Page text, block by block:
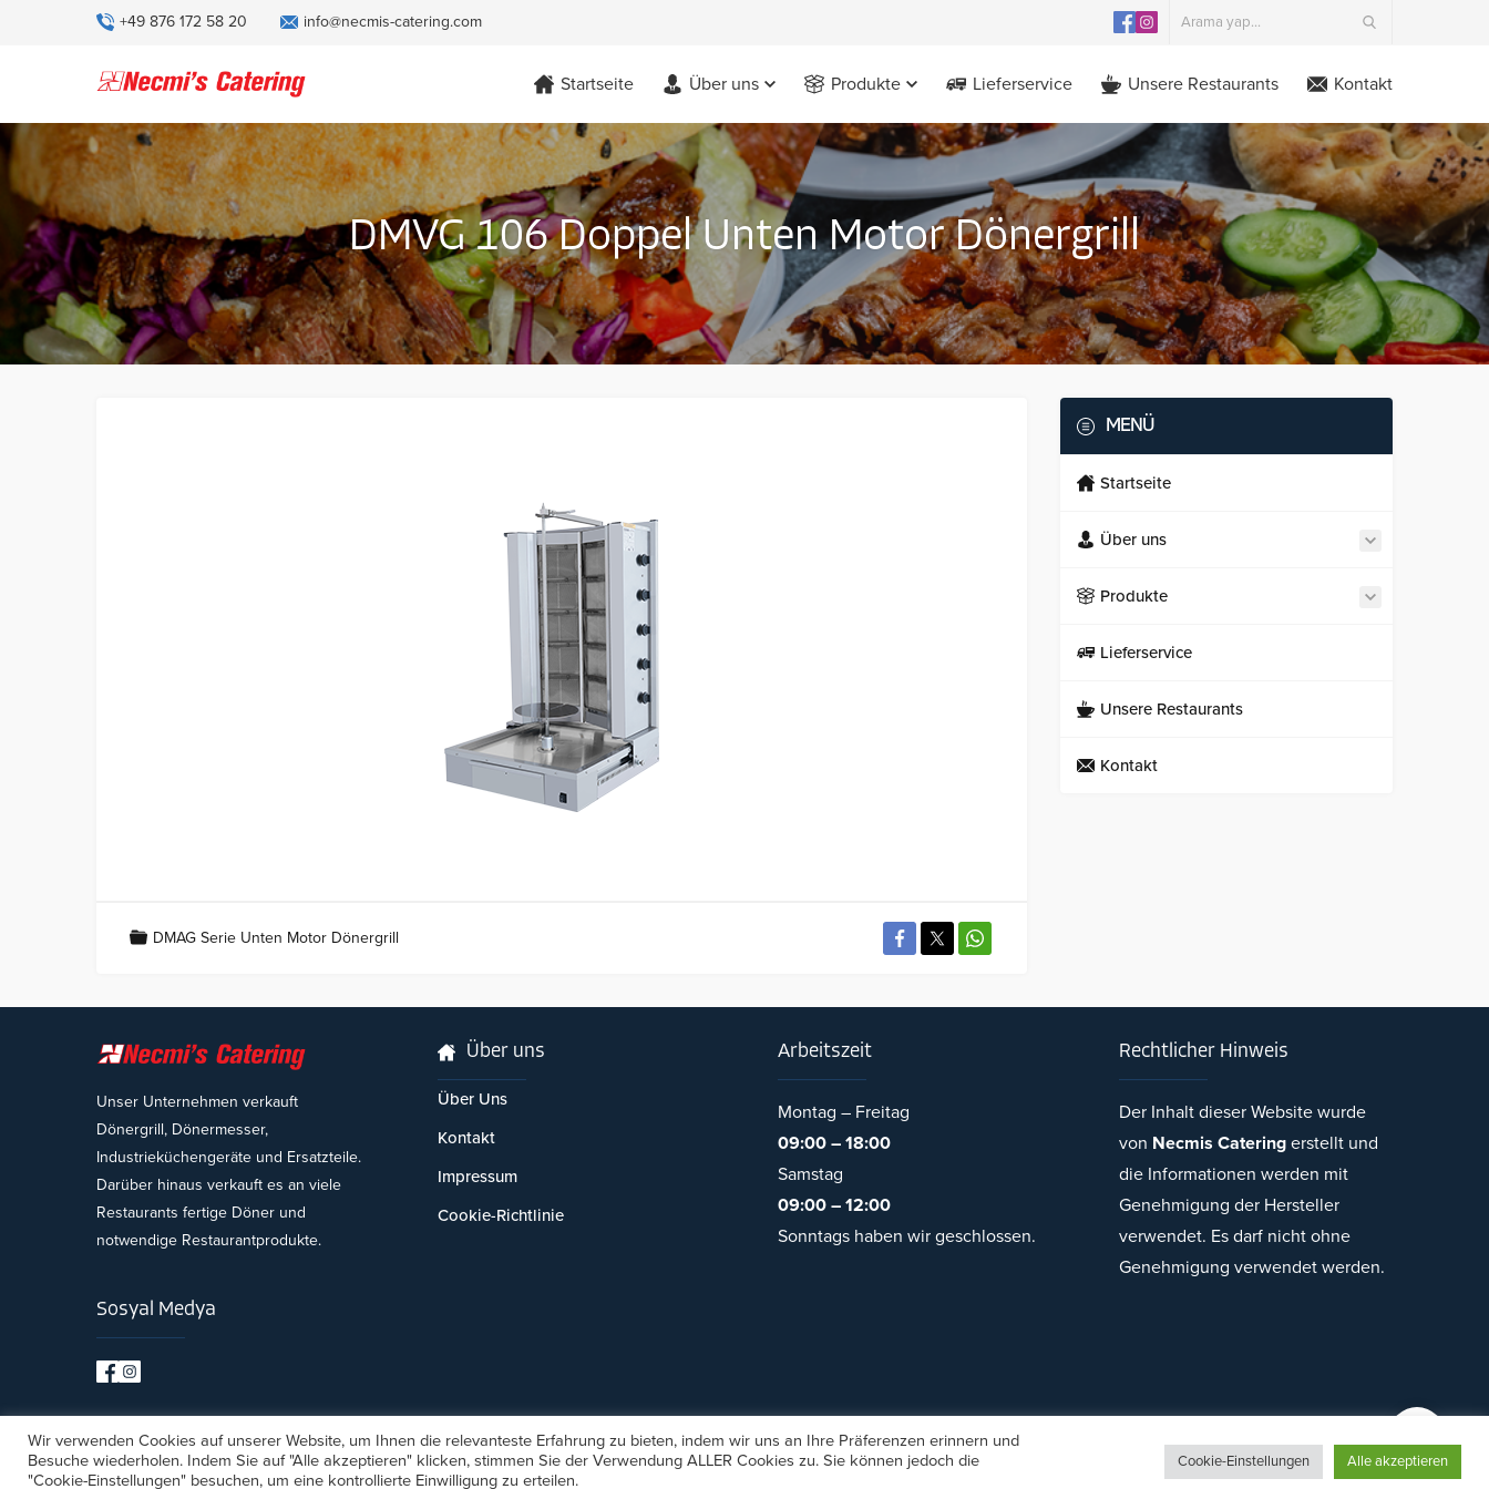
+49 876 172 58 20 info@necmis-catering.com
Startseite Über uns Produkte Lieferservice Unsere Restaurants Kontakt
DMVG 106 Doppel Unten Motor Dönergrill
DMAG Serie Unten Motor Dönergrill
MENÜ
Startseite
Über uns
Produkte
Lieferservice
Unsere Restaurants
Kontakt
Unser Unternehmen verkauft
Dönergrill, Dönermesser,
Industrieküchengeräte und Ersatzteile.
Darüber hinaus verkauft es an viele
Restaurants fertige Döner und
notwendige Restaurantprodukte.
Sosyal Medya
Über uns
Über Uns
Kontakt
Impressum
Cookie-Richtlinie
Arbeitszeit
Montag – Freitag
09:00 – 18:00
Samstag
09:00 – 12:00
Sonntags haben wir geschlossen.
Rechtlicher Hinweis
Der Inhalt dieser Website wurde
von Necmis Cateringerstellt und
die Informationen werden mit
Genehmigung der Hersteller
verwendet. Es darf nicht ohne
Genehmigung verwendet werden.
Copyright © 2026Necmi's Catering - Inh. Necmi Kucukakyuz, Alle Rechte vorbehalten. Design von Herr Burak Kaplan.
Necmi's Catering
Wir verwenden Cookies auf unserer Website, um Ihnen die relevanteste Erfahrung zu bieten, indem wir uns an Ihre Präferenzen erinnern und
Besuche wiederholen. Indem Sie auf "Alle akzeptieren" klicken, stimmen Sie der Verwendung ALLER Cookies zu. Sie können jedoch die
"Cookie-Einstellungen" besuchen, um eine kontrollierte Einwilligung zu erteilen.
Cookie-Einstellungen Alle akzeptieren